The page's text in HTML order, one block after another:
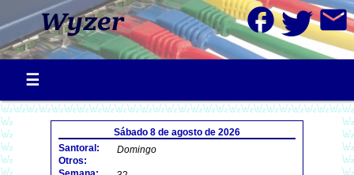
facebook mail
Sábado 8 de agosto de 2026
Santoral:
Domingo
Otros: